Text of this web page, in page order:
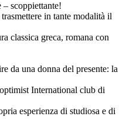
scoppiettante!
in tante modalità il
classica greca, romana con
da una donna del presente: la
International club di
esperienza di studiosa e di